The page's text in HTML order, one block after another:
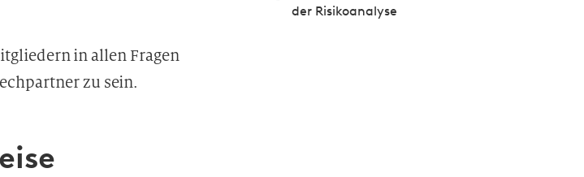
in allen Fragen
zu sein.
der Risikoanalyse